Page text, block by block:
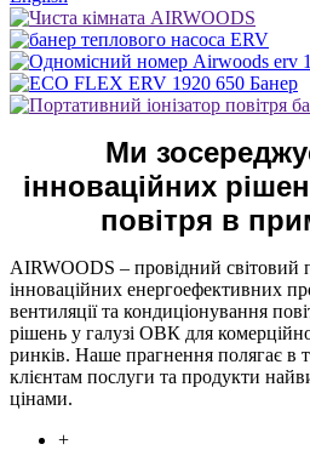
Ми
інноваційних
повітря в
AIRWOODS – провідний світовий
інноваційних енергоефективних
вентиляції та кондиціонування
рішень у галузі ОВК для
ринків. Наше прагнення полягає
клієнтам послуги та продукти
цінами.
+